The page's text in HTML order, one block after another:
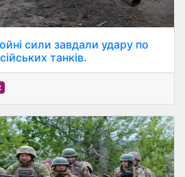
сили завдали удару по
танків.